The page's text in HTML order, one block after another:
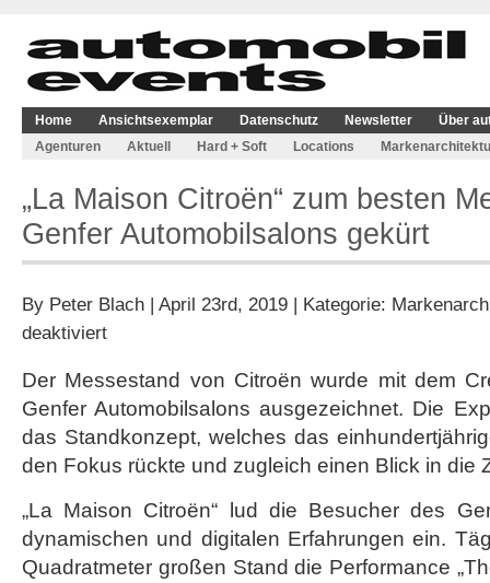
Home Ansichtsexemplar Datenschutz Newsletter
Über
Agenturen
Aktuell Hard + Soft Locations
„La Maison Citroën“ zum besten
Genfer Automobilsalons gekürt
By Peter Blach | April 23rd, 2019 | Kategorie:
deaktiviertfür
Citroën“
zum
Messestand
des
Automobilsalons
Der Messestand von Citroën wurde mit dem
Genfer Automobilsalons ausgezeichnet. Die
das Standkonzept, welches das
den Fokus rückte und zugleich einen Blick in die
„La Maison Citroën“ lud die Besucher des
dynamischen und digitalen Erfahrungen ein.
Quadratmeter großen Stand die Performance